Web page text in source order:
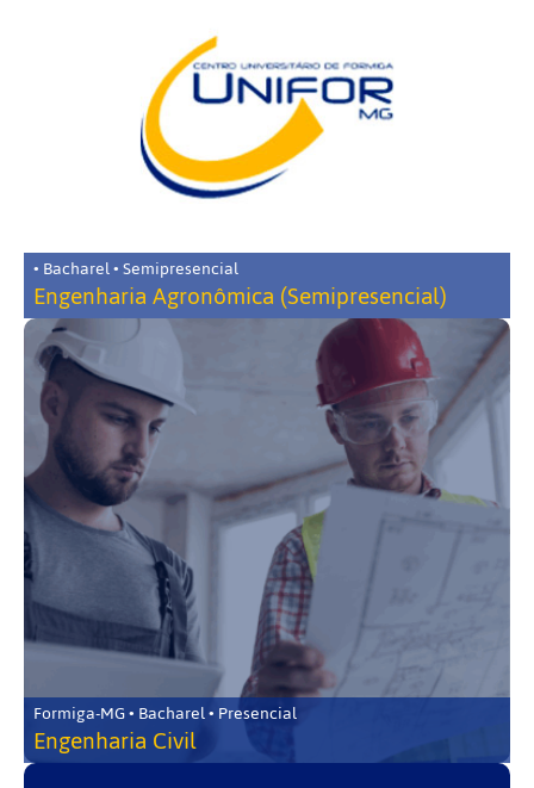
• Bacharel • Semipresencial
Engenharia Agronômica (Semipresencial)
Formiga-MG • Bacharel • Presencial
Engenharia Civil